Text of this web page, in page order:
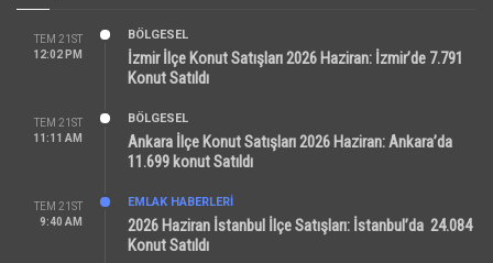
TEM 21ST
12:02 PM
BÖLGESEL
İzmir İlçe Konut Satışları 2026 Haziran: İzmir’de 7.791
Konut Satıldı
TEM 21ST
11:11 AM
BÖLGESEL
Ankara İlçe Konut Satışları 2026 Haziran: Ankara’da
11.699 konut Satıldı
TEM 21ST
9:40 AM
EMLAK HABERLERI
2026 Haziran İstanbul İlçe Satışları: İstanbul’da 24.084
Konut Satıldı